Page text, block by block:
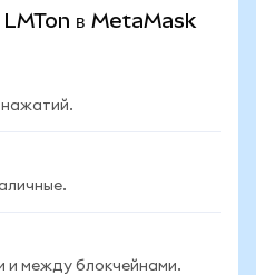
LMTon в MetaMask
нажатий.
и между блокчейнами.